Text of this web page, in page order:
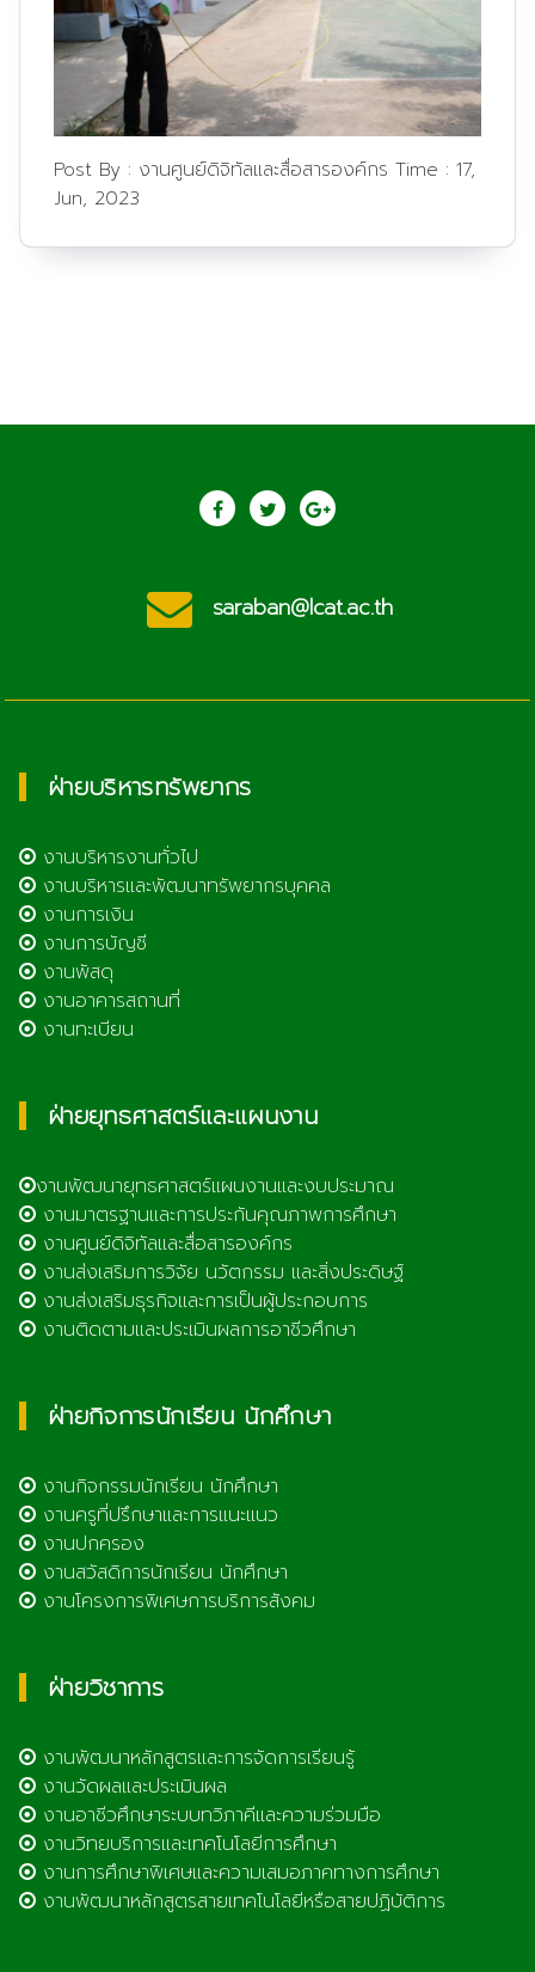
Post By : งานศูนย์ดิจิทัลและสื่อสารองค์กร Time : 17,
Jun, 2023
saraban@lcat.ac.th
ฝ่ายบริหารทรัพยากร
งานบริหารงานทั่วไป
งานบริหารและพัฒนาทรัพยากรบุคคล
งานการเงิน
งานการบัญชี
งานพัสดุ
งานอาคารสถานที่
งานทะเบียน
ฝ่ายยุทธศาสตร์และแผนงาน
งานพัฒนายุทธศาสตร์แผนงานและงบประมาณ
งานมาตรฐานและการประกันคุณภาพการศึกษา
งานศูนย์ดิจิทัลและสื่อสารองค์กร
งานส่งเสริมการวิจัย นวัตกรรม และสิ่งประดิษฐ์
งานส่งเสริมธุรกิจและการเป็นผู้ประกอบการ
งานติดตามและประเมินผลการอาชีวศึกษา
ฝ่ายกิจการนักเรียน นักศึกษา
งานกิจกรรมนักเรียน นักศึกษา
งานครูที่ปรึกษาและการแนะแนว
งานปกครอง
งานสวัสดิการนักเรียน นักศึกษา
งานโครงการพิเศษการบริการสังคม
ฝ่ายวิชาการ
งานพัฒนาหลักสูตรและการจัดการเรียนรู้
งานวัดผลและประเมินผล
งานอาชีวศึกษาระบบทวิภาคีและความร่วมมือ
งานวิทยบริการและเทคโนโลยีการศึกษา
งานการศึกษาพิเศษและความเสมอภาคทางการศึกษา
งานพัฒนาหลักสูตรสายเทคโนโลยีหรือสายปฏิบัติการ